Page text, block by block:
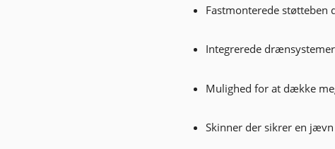
Fastmonterede
Integrerede
Mulighed for at dække
Skinner der sikrer en